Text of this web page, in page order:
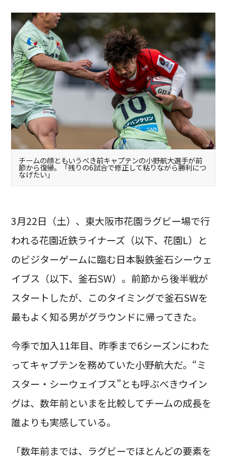
チームの顔ともいうべき前キャプテンの小野航大選手が前
節から復帰。「残りの6試合で修正して粘りながら勝利につ
なげたい」
3月22日（土）、東大阪市花園ラグビー場で行
われる花園近鉄ライナーズ（以下、花園L）と
のビジターゲームに臨む日本製鉄釜石シーウェ
イブス（以下、釜石SW）。前節から後半戦が
スタートしたが、このタイミングで釜石SWを
最もよく知る男がグラウンドに帰ってきた。
今季で加入11年目、昨季まで6シーズンにわた
ってキャプテンを務めていた小野航大だ。“ミ
スター・シーウェイブス”とも呼ぶべきウイン
グは、数年前といまを比較してチームの成長を
誰よりも実感している。
「数年前までは、ラグビーでほとんどの要素を